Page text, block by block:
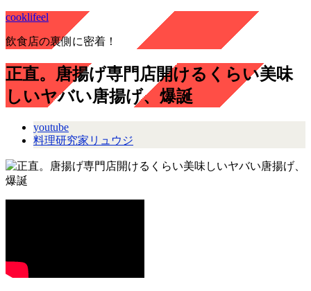
cooklifeel
飲食店の裏側に密着！
正直。唐揚げ専門店開けるくらい美味
しいヤバい唐揚げ、爆誕
youtube
料理研究家リュウジ